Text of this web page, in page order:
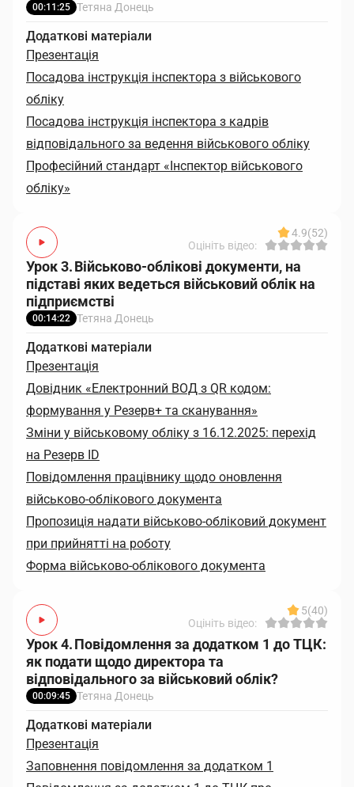
00:11:25 Тетяна Донець
Додаткові матеріали
Презентація
Посадова інструкція інспектора з військового
обліку
Посадова інструкція інспектора з кадрів
відповідального за ведення військового обліку
Професійний стандарт «Інспектор військового
обліку»
4.9(52)
Оцініть відео:
Урок 3. Військово-облікові документи, на
підставі яких ведеться військовий облік на
підприємстві
00:14:22 Тетяна Донець
Додаткові матеріали
Презентація
Довідник «Електронний ВОД з QR кодом:
формування у Резерв+ та сканування»
Зміни у військовому обліку з 16.12.2025: перехід
на Резерв ID
Повідомлення працівнику щодо оновлення
військово-облікового документа
Пропозиція надати військово-обліковий документ
при прийнятті на роботу
Форма військово-облікового документа
5(40)
Оцініть відео:
Урок 4. Повідомлення за додатком 1 до ТЦК:
як подати щодо директора та
відповідального за військовий облік?
00:09:45 Тетяна Донець
Додаткові матеріали
Презентація
Заповнення повідомлення за додатком 1